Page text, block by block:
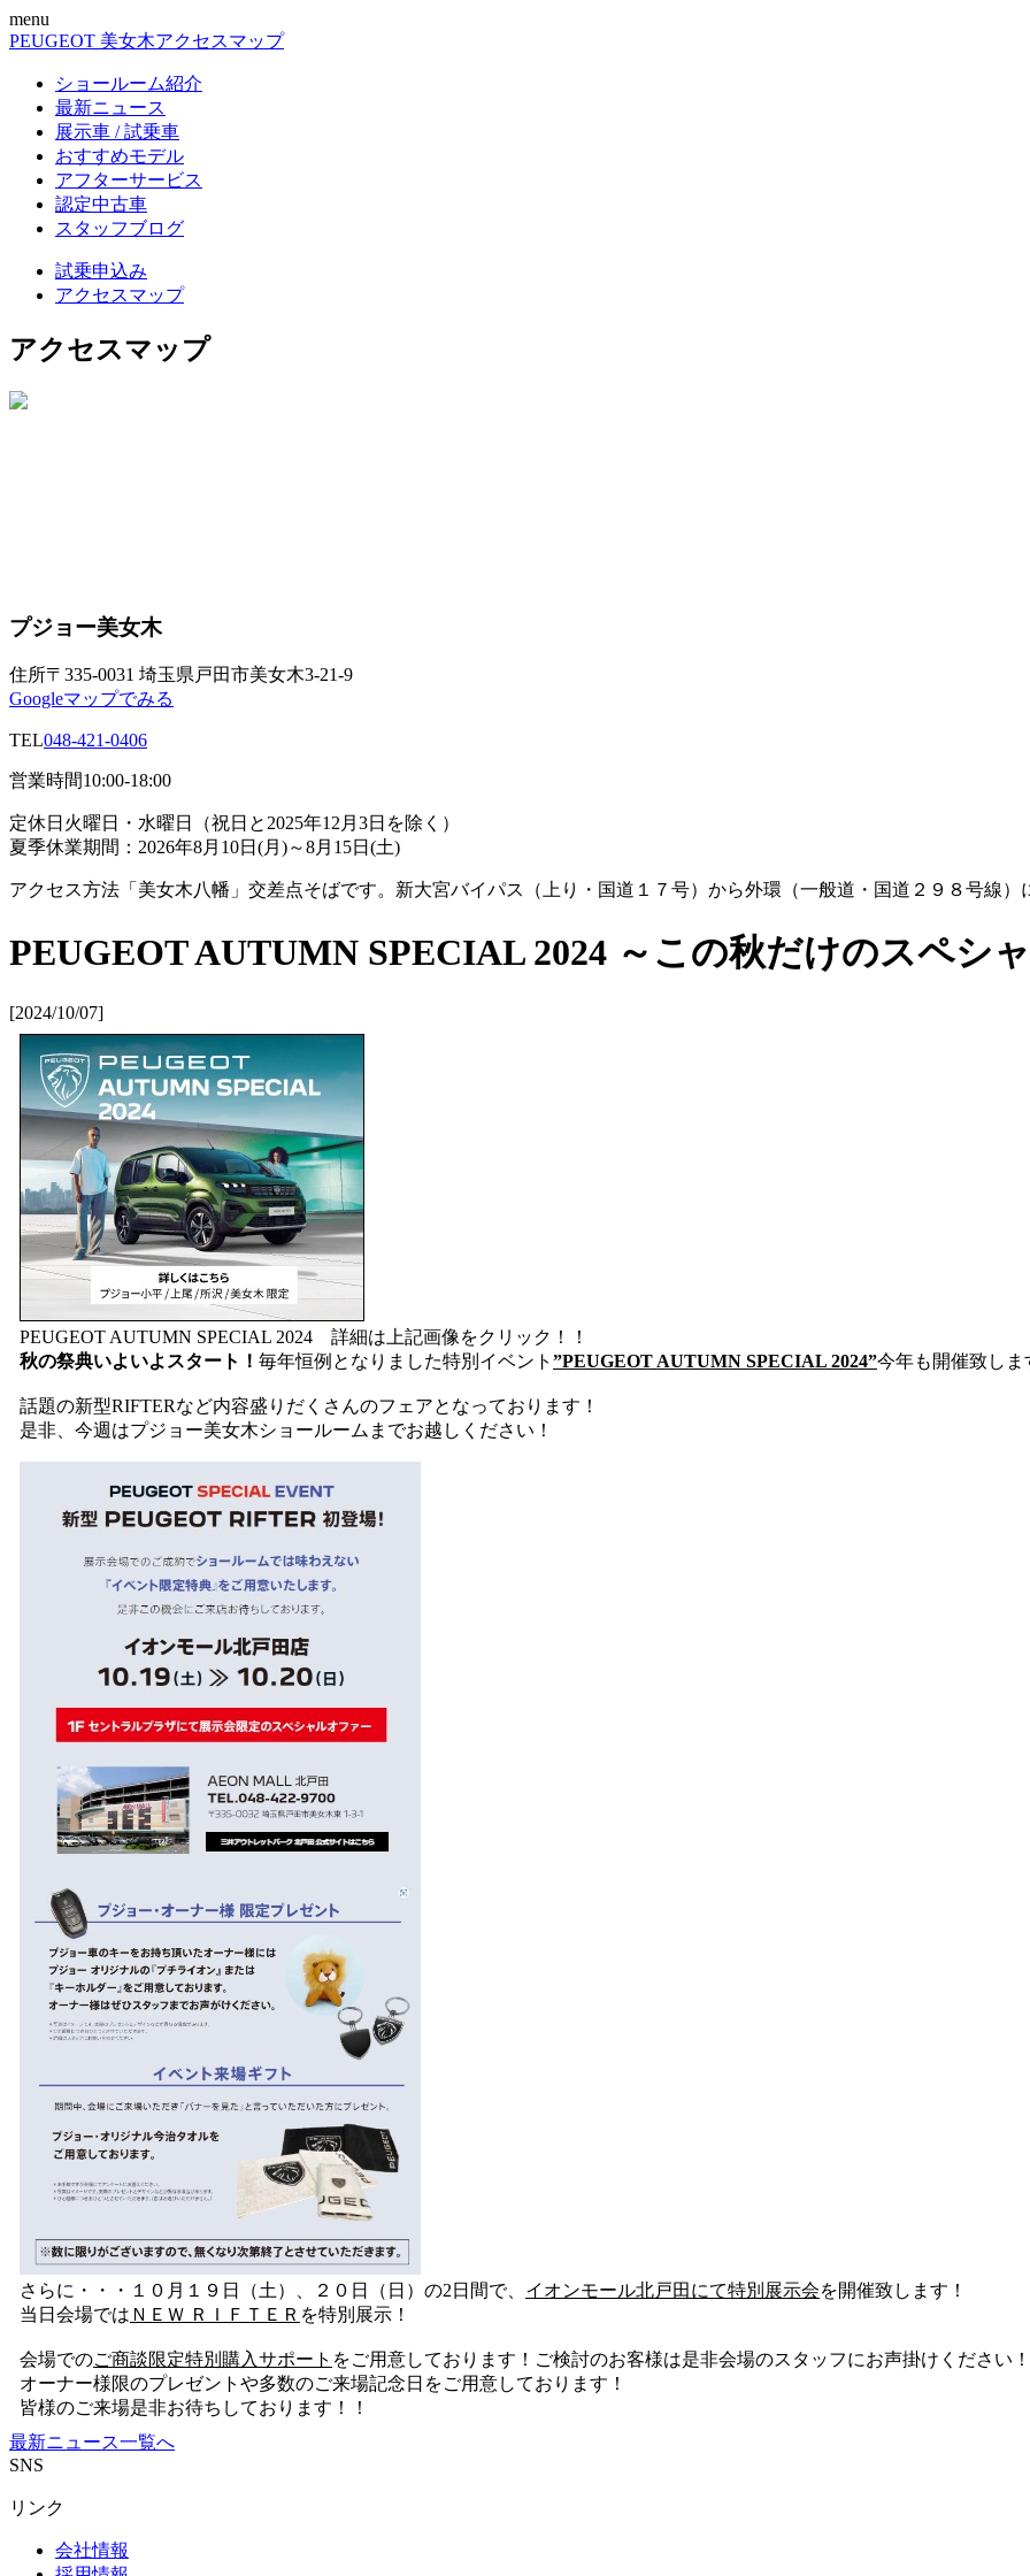
menu
PEUGEOT 美女木アクセスマップ
ショールーム紹介
最新ニュース
展示車 / 試乗車
おすすめモデル
アフターサービス
認定中古車
スタッフブログ
試乗申込み
アクセスマップ
アクセスマップ
プジョー美女木
住所〒335-0031 埼玉県戸田市美女木3-21-9
Googleマップでみる
TEL048-421-0406
営業時間10:00-18:00
定休日 火曜日・水曜日（祝日と2025年12月3日を除く）
夏季休業期間：2026年8月10日(月)～8月15日(土)
アクセス方法 「美女木八幡」交差点そばです。新大宮バイパス（上り・国道１７号）から外環（一般道・国道２９８号線
PEUGEOT AUTUMN SPECIAL 2024 ～この秋だけのスペシ
[2024/10/07]
PEUGEOT AUTUMN SPECIAL 2024 詳細は上記画像をクリック！！
秋の祭典いよいよスタート！ 毎年恒例となりました特別イベント ”PEUGEOT AUTUMN SPECIAL 2024”今年も開催致しま
話題の新型RIFTERなど内容盛りだくさんのフェアとなっております！
是非、今週はプジョー美女木ショールームまでお越しください！
さらに・・・１０月１９日（土）、２０日（日）の2日間で、 イオンモール北戸田にて特別展示会を開催致します！
当日会場では ＮＥＷ ＲＩＦＴＥＲ を特別展示！
会場でのご商談限定特別購入サポート をご用意しております！ご検討のお客様は是非会場のスタッフにお声掛けください！
オーナー様限のプレゼントや多数のご来場記念日をご用意しております！
皆様のご来場是非お待ちしております！！
最新ニュース一覧へ
SNS
リンク
会社情報